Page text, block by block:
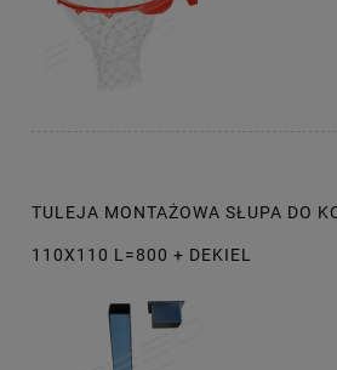
TULEJA MONTAŻOWA SŁUPA DO
110X110 L=800 + DEKIEL